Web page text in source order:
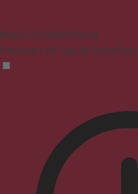
Modus für Sehbehinderte
Verbessert die visuelle